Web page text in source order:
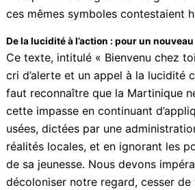
reste engluée dans les dépendances
colonisation.
Le drapeau, la musique, la langue
symboles de lutte et de dignité –
vidés de leur sens, réduits à de
folkloriques. Des marqueurs
non pour affirmer une souveraineté
pour masquer une allégeance
que ces mêmes symboles
Abonnez-vous à la
manquer !
E-mail*
J'accepte l'accord de